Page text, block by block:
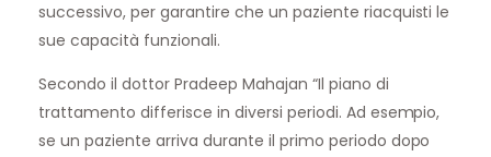
successivo, per garantire che un paziente riacquisti le
sue capacità funzionali.
Secondo il dottor Pradeep Mahajan “Il piano di
trattamento differisce in diversi periodi. Ad esempio,
se un paziente arriva durante il primo periodo dopo